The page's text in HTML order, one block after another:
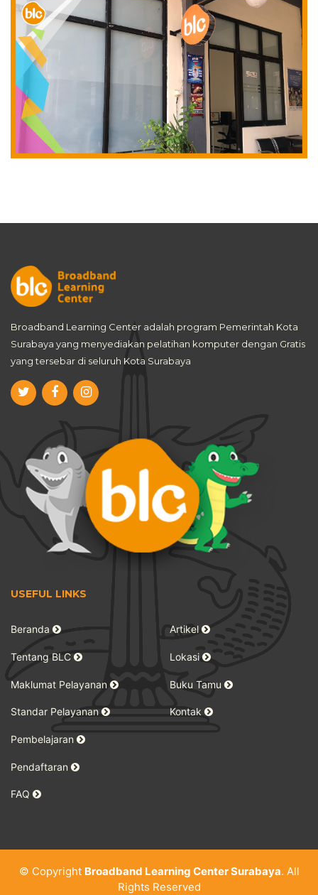
Broadband Learning Center adalah program Pemerintah Kota
Surabaya yang menyediakan pelatihan komputer dengan Gratis
yang tersebar di seluruh Kota Surabaya
USEFUL LINKS
Beranda
Tentang BLC
Maklumat Pelayanan
Standar Pelayanan
Pembelajaran
Pendaftaran
FAQ
Artikel
Lokasi
Buku Tamu
Kontak
© Copyright Broadband Learning Center Surabaya. All
Rights Reserved